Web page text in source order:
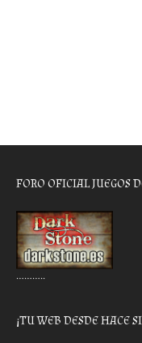
FORO OFICIAL JUEGOS
………..
¡TU WEB DESDE HACE